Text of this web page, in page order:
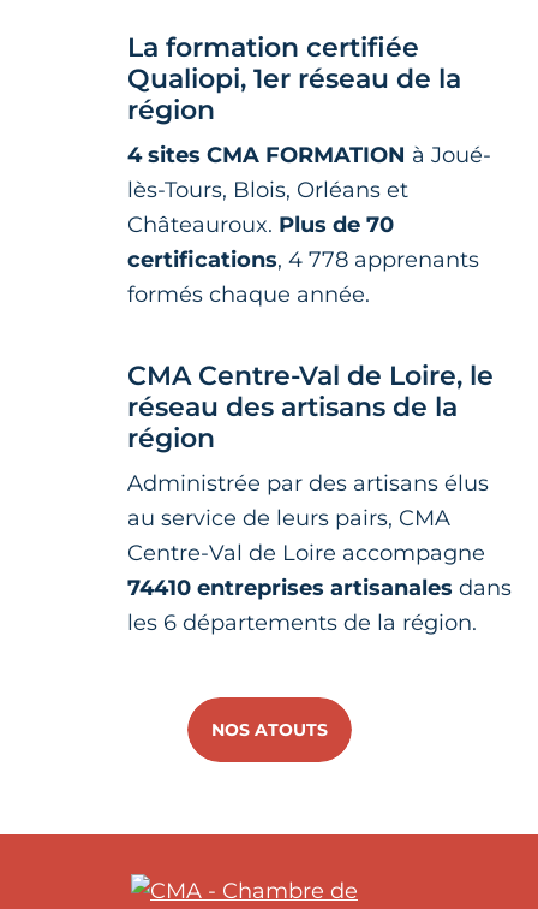
La formation certifiée
Qualiopi, 1er réseau de la
région
4 sites CMA FORMATION à Joué-
lès-Tours, Blois, Orléans et
Châteauroux. Plus de 70
certifications, 4 778 apprenants
formés chaque année.
CMA Centre-Val de Loire, le
réseau des artisans de la
région
Administrée par des artisans élus
au service de leurs pairs, CMA
Centre-Val de Loire accompagne
74410 entreprises artisanales dans
les 6 départements de la région.
NOS ATOUTS